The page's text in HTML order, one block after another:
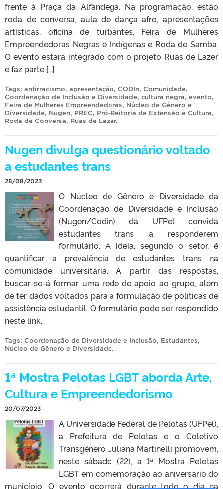
frente à Praça da Alfândega. Na programação, estão
roda de conversa, aula de dança afro, apresentações
artísticas, oficina de turbantes, Feira de Mulheres
Empreendedoras Negras e Indígenas e Roda de Samba.
O evento estará integrado com o projeto Ruas de Lazer
e faz parte […]
Tags: antirracismo, apresentação, CODIn, Comunidade,
Coordenação de Inclusão e Diversidade, cultura negra, evento,
Feira de Mulheres Empreendedoras, Núcleo de Gênero e
Diversidade, Nugen, PREC, Pró-Reitoria de Extensão e Cultura,
Roda de Conversa, Ruas de Lazer.
Nugen divulga questionário voltado
a estudantes trans
28/08/2023
O Núcleo de Gênero e Diversidade da
Coordenação de Diversidade e Inclusão
(Nugen/Codin) da UFPel convida
estudantes trans a responderem
formulário. A ideia, segundo o setor, é
quantificar a prevalência de estudantes trans na
comunidade universitária. A partir das respostas,
buscar-se-á formar uma rede de apoio ao grupo, além
de ter dados voltados para a formulação de políticas de
assistência estudantil. O formulário pode ser respondido
neste link.
Tags: Coordenação de Diversidade e Inclusão, Estudantes,
Núcleo de Gênero e Diversidade.
1ª Mostra Pelotas LGBT aborda Arte,
Cultura e Empreendedorismo
20/07/2023
A Universidade Federal de Pelotas (UFPel),
a Prefeitura de Pelotas e o Coletivo
Transgênero Juliana Martinelli promovem,
neste sábado (22), a 1ª Mostra Pelotas
LGBT em comemoração ao aniversário do
município. O evento ocorrerá durante todo o dia na